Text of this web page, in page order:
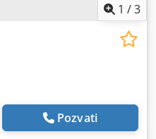
1 /3
Pozvati